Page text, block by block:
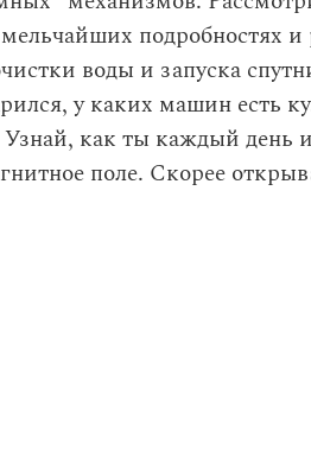
подробностях и
воды и запуска
у каких машин есть
как ты каждый день
поле. Скорее